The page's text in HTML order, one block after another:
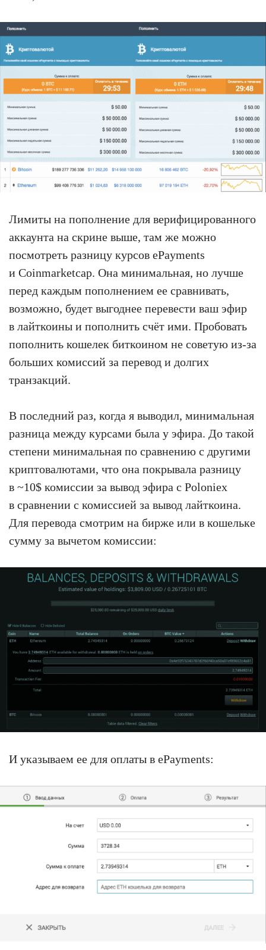
Лимиты на пополнение для верифицированного
аккаунта на скрине выше, там же можно
посмотреть разницу курсов ePayments
и Coinmarketcap. Она минимальная, но лучше
перед каждым пополнением ее сравнивать,
возможно, будет выгоднее перевести ваш эфир
в лайткоины и пополнить счёт ими. Пробовать
пополнить кошелек биткоином не советую из-за
больших комиссий за перевод и долгих
транзакций.
В последний раз, когда я выводил, минимальная
разница между курсами была у эфира. До такой
степени минимальная по сравнению с другими
криптовалютами, что она покрывала разницу
в ~10$ комиссии за вывод эфира с Poloniex
в сравнении с комиссией за вывод лайткоина.
Для перевода смотрим на бирже или в кошельке
сумму за вычетом комиссии:
И указываем ее для оплаты в ePayments: